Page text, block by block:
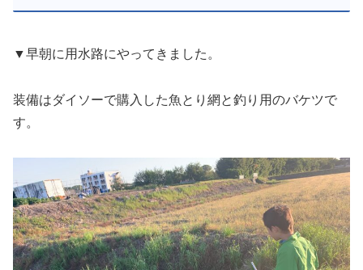
▼早朝に用水路にやってきました。
装備はダイソーで購入した魚とり網と釣り用のバケツで
す。